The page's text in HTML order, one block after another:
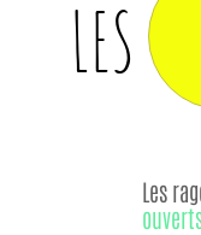
LES
Les